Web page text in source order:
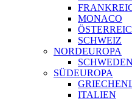
MONACO
SCHWEIZ
NORDEUROPA
SCHWEDEN
SÜDEUROPA
ITALIEN